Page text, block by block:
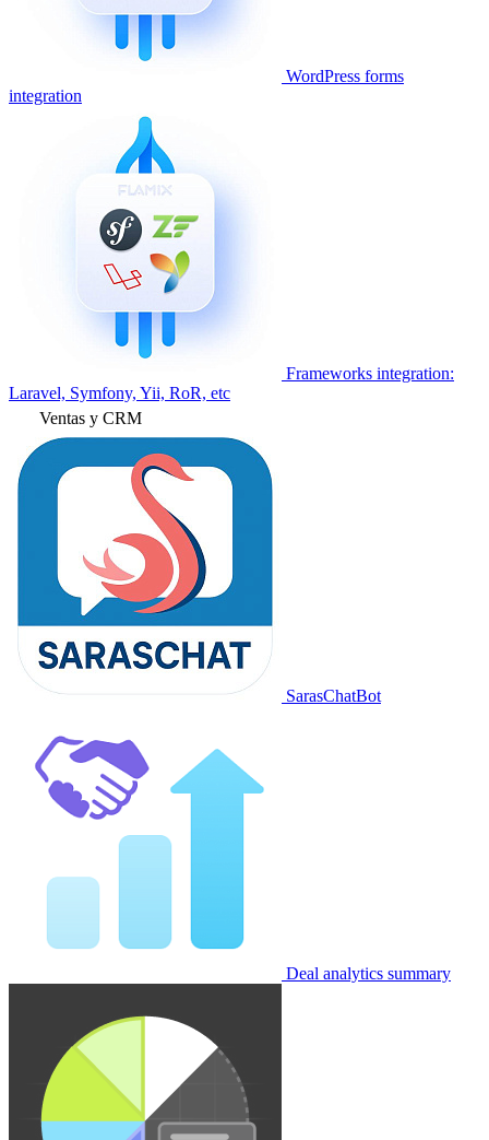
WordPress forms
integration
Frameworks integration:
Laravel, Symfony, Yii, RoR, etc
Ventas y CRM
SarasChatBot
Deal analytics summary